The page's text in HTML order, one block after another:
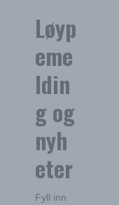
Løyp
eme
ldin
g og
nyh
eter
Fyll inn